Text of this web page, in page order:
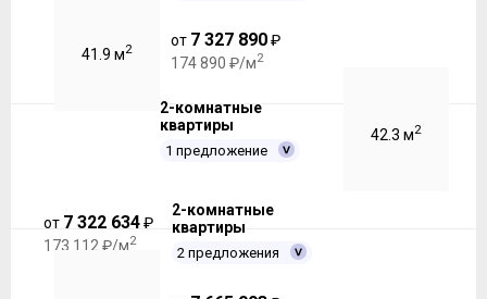
41.9 м2
от 7 327 890₽
174 890 ₽/м2
2-комнатные
квартиры
1 предложение
42.3 м2
от 7 322 634₽
173 112 ₽/м2
2-комнатные
квартиры
2 предложения